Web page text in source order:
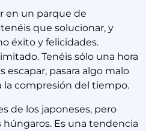
en un parque de
que solucionar, y
éxito y felicidades.
Tenéis sólo una hora
escapar, pasara algo malo
la compresión del tiempo.
de los japoneses, pero
húngaros. Es una tendencia